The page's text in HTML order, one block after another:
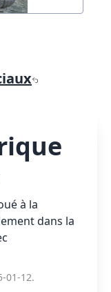
à la
dans la
01-12.